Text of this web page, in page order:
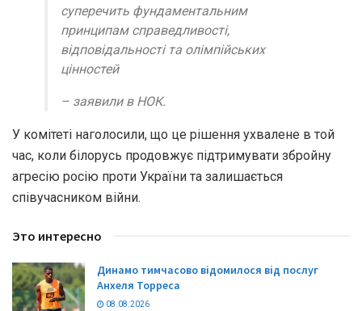
суперечить фундаментальним
принципам справедливості,
відповідальності та олімпійських
цінностей
– заявили в НОК.
У комітеті наголосили, що це рішення ухвалене в той
час, коли білорусь продовжує підтримувати збройну
агресію росію проти України та залишається
співучасником війни.
Это интересно
Динамо тимчасово відомилося від послуг
Анхеля Торреса
08.08.2026